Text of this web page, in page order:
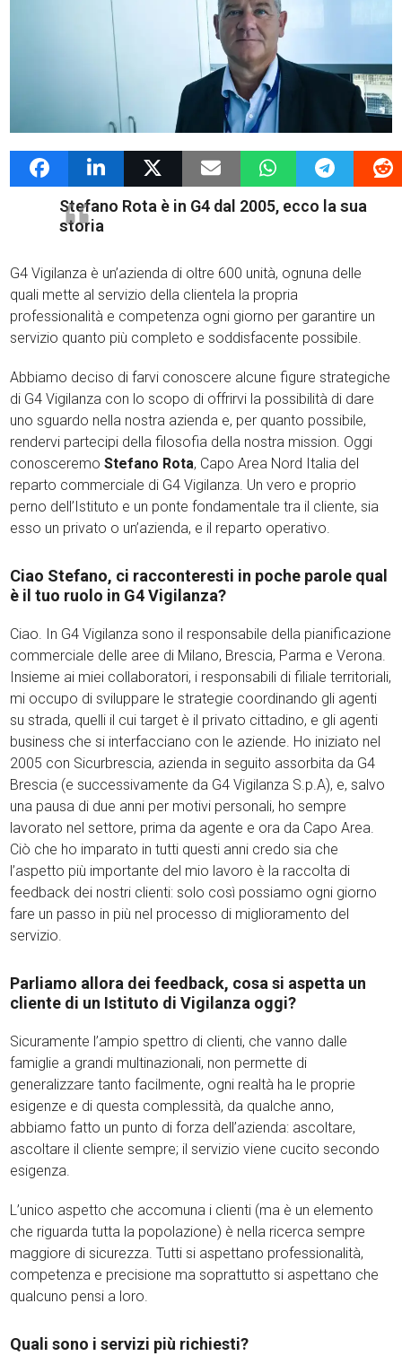
5 Settembre 2019 admin News G4Vigilanza
Stefano Rota è in G4 dal 2005, ecco la sua
storia
G4 Vigilanza è un’azienda di oltre 600 unità, ognuna delle
quali mette al servizio della clientela la propria
professionalità e competenza ogni giorno per garantire un
servizio quanto più completo e soddisfacente possibile.
Abbiamo deciso di farvi conoscere alcune figure strategiche
di G4 Vigilanza con lo scopo di offrirvi la possibilità di dare
uno sguardo nella nostra azienda e, per quanto possibile,
rendervi partecipi della filosofia della nostra mission. Oggi
conosceremoStefano Rota, Capo Area Nord Italia del
reparto commerciale di G4 Vigilanza. Un vero e proprio
perno dell’Istituto e un ponte fondamentale tra il cliente, sia
esso un privato o un’azienda, e il reparto operativo.
Ciao Stefano, ci racconteresti in poche parole qual
è il tuo ruolo in G4 Vigilanza?
Ciao. In G4 Vigilanza sono il responsabile della pianificazione
commerciale delle aree di Milano, Brescia, Parma e Verona.
Insieme ai miei collaboratori, i responsabili di filiale territoriali,
mi occupo di sviluppare le strategie coordinando gli agenti
su strada, quelli il cui target è il privato cittadino, e gli agenti
business che si interfacciano con le aziende. Ho iniziato nel
2005 con Sicurbrescia, azienda in seguito assorbita da G4
Brescia (e successivamente da G4 Vigilanza S.p.A), e, salvo
una pausa di due anni per motivi personali, ho sempre
lavorato nel settore, prima da agente e ora da Capo Area.
Ciò che ho imparato in tutti questi anni credo sia che
l’aspetto più importante del mio lavoro è la raccolta di
feedback dei nostri clienti: solo così possiamo ogni giorno
fare un passo in più nel processo di miglioramento del
servizio.
Parliamo allora dei feedback, cosa si aspetta un
cliente di un Istituto di Vigilanza oggi?
Sicuramente l’ampio spettro di clienti, che vanno dalle
famiglie a grandi multinazionali, non permette di
generalizzare tanto facilmente, ogni realtà ha le proprie
esigenze e di questa complessità, da qualche anno,
abbiamo fatto un punto di forza dell’azienda: ascoltare,
ascoltare il cliente sempre; il servizio viene cucito secondo
esigenza.
L’unico aspetto che accomuna i clienti (ma è un elemento
che riguarda tutta la popolazione) è nella ricerca sempre
maggiore di sicurezza. Tutti si aspettano professionalità,
competenza e precisione ma soprattutto si aspettano che
qualcuno pensi a loro.
Quali sono i servizi più richiesti?